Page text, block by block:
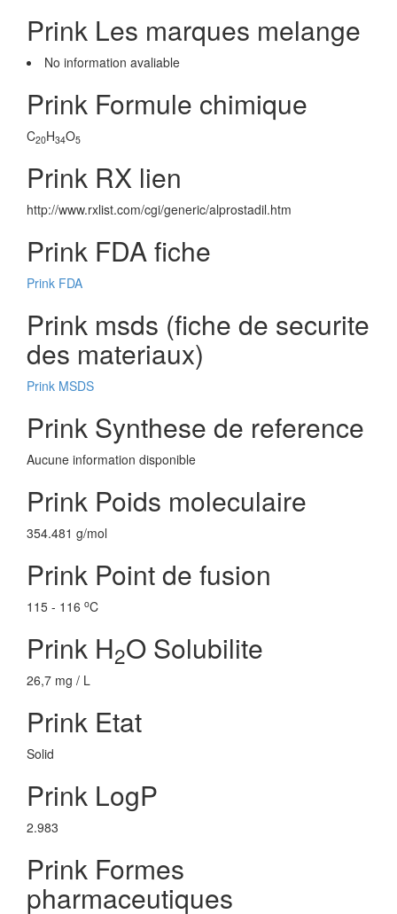
Prink Les marques melange
No information avaliable
Prink Formule chimique
C20H34O5
Prink RX lien
http://www.rxlist.com/cgi/generic/alprostadil.htm
Prink FDA fiche
Prink FDA
Prink msds (fiche de securite
des materiaux)
Prink MSDS
Prink Synthese de reference
Aucune information disponible
Prink Poids moleculaire
354.481 g/mol
Prink Point de fusion
115 - 116 oC
Prink H2O Solubilite
26,7 mg / L
Prink Etat
Solid
Prink LogP
2.983
Prink Formes
pharmaceutiques